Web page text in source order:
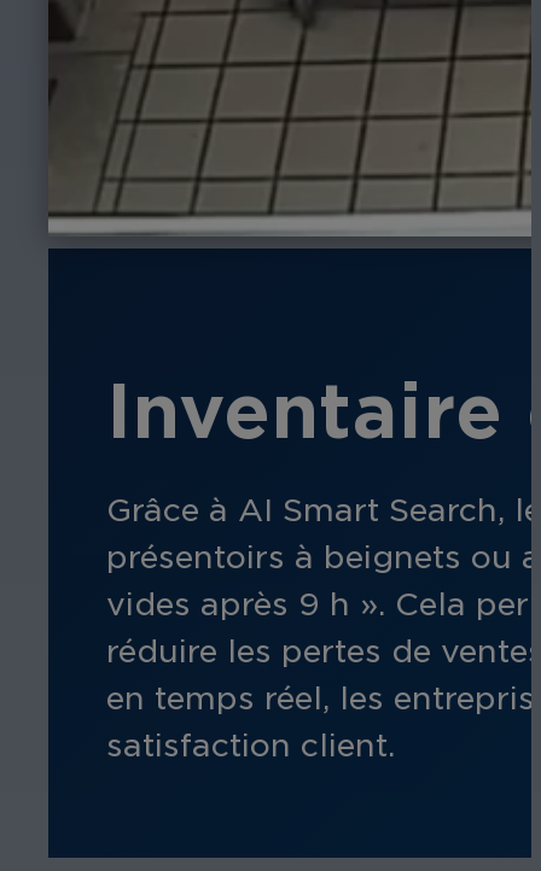
Inventaire
Grâce à AI Smart Search,
présentoirs à beignets ou
vides après 9 h ». Cela
réduire les pertes de
en temps réel, les
satisfaction client.